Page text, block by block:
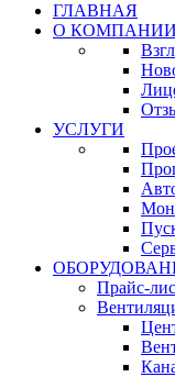
ГЛАВНАЯ
О КОМПАНИИ
УСЛУГИ
Прайс-